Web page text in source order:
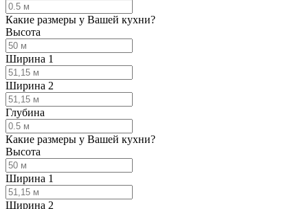
Какие размеры у Вашей кухни?
Высота
Ширина 1
Ширина 2
Глубина
Какие размеры у Вашей кухни?
Высота
Ширина 1
Ширина 2